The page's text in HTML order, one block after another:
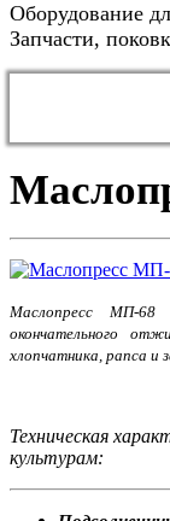
Оборудование
Запчасти,
Маслопресс МП-
окончательного
хлопчатника, рапса и
Техническая
культурам: